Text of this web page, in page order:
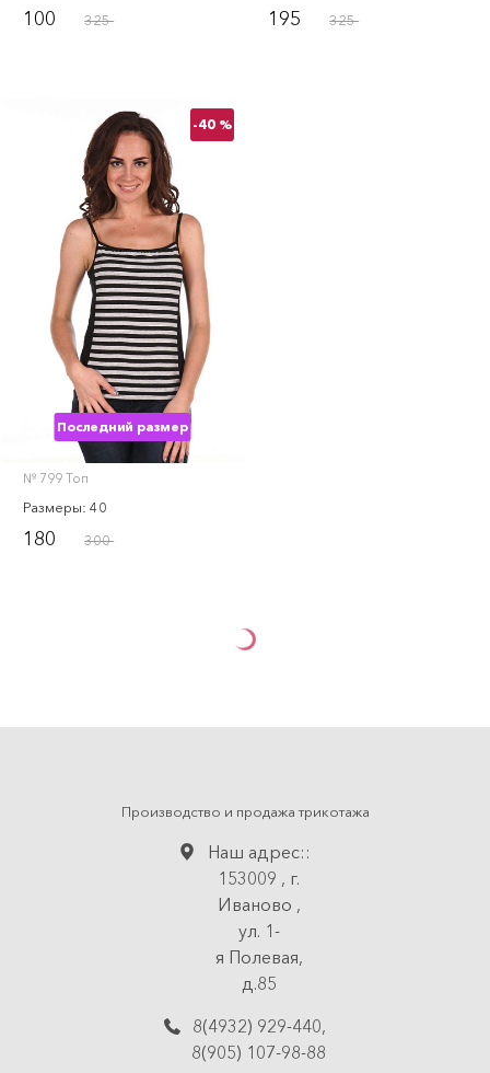
100 325 195 325
Последний размер
-40 %
№ 799 Топ
Размеры: 40
180 300
Производство и продажа трикотажа
Наш адрес::
153009 , г.
Иваново ,
ул. 1-
я Полевая,
д.85
8(4932) 929-440,
8(905) 107-98-88